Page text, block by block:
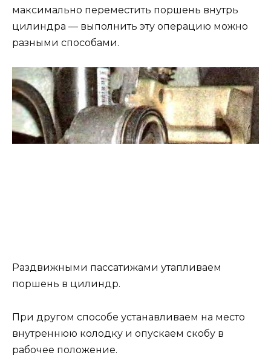
максимально переместить поршень внутрь
цилиндра — выполнить эту операцию можно
разными способами.
Раздвижными пассатижами утапливаем
поршень в цилиндр.
При другом способе устанавливаем на место
внутреннюю колодку и опускаем скобу в
рабочее положение.